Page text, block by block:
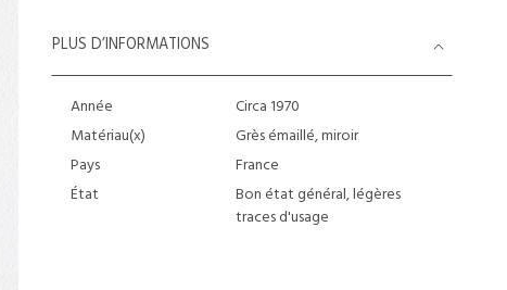
PLUS D’INFORMATIONS
Année
Circa 1970
Matériau(x)
Grès émaillé, miroir
Pays
France
État
Bon état général, légères
traces d'usage